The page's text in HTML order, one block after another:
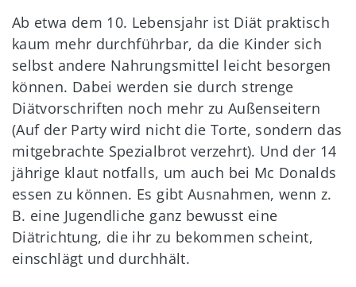
Ab etwa dem 10. Lebensjahr ist Diät praktisch
kaum mehr durchführbar, da die Kinder sich
selbst andere Nahrungsmittel leicht besorgen
können. Dabei werden sie durch strenge
Diätvorschriften noch mehr zu Außenseitern
(Auf der Party wird nicht die Torte, sondern das
mitgebrachte Spezialbrot verzehrt). Und der 14
jährige klaut notfalls, um auch bei Mc Donalds
essen zu können. Es gibt Ausnahmen, wenn z.
B. eine Jugendliche ganz bewusst eine
Diätrichtung, die ihr zu bekommen scheint,
einschlägt und durchhält.